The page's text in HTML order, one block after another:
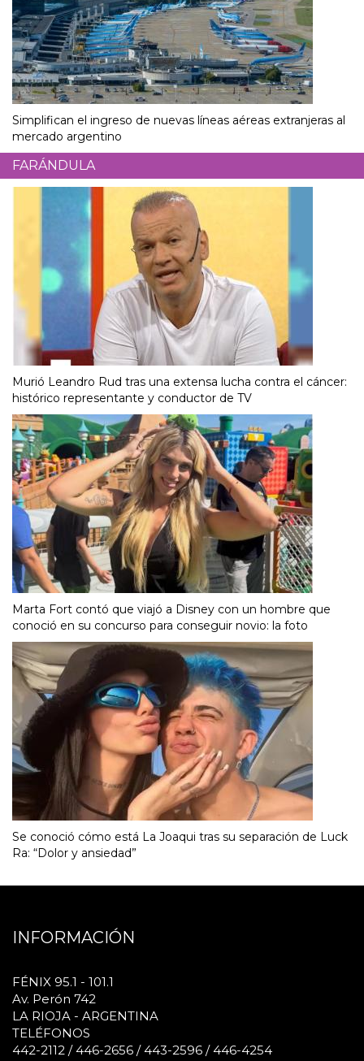
Simplifican el ingreso de nuevas líneas aéreas extranjeras al
mercado argentino
FARÁNDULA
Murió Leandro Rud tras una extensa lucha contra el cáncer:
histórico representante y conductor de TV
Marta Fort contó que viajó a Disney con un hombre que
conoció en su concurso para conseguir novio: la foto
Se conoció cómo está La Joaqui tras su separación de Luck
Ra: “Dolor y ansiedad”
INFORMACIÓN
FÉNIX 95.1 - 101.1
Av. Perón 742
LA RIOJA - ARGENTINA
TELÉFONOS
442-2112 / 446-2656 / 443-2596 / 446-4254